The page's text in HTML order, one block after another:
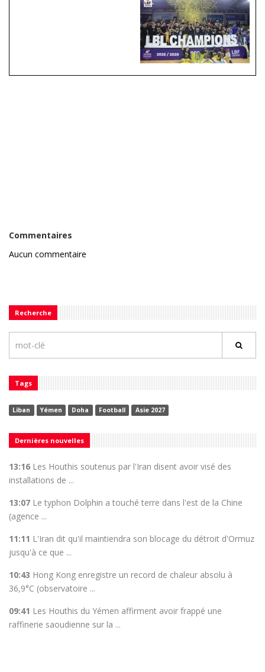
Commentaires
Aucun commentaire
Recherche
Tags
Liban Yémen Doha Football Asie 2027
Dernières nouvelles
13:16 Les Houthis soutenus par l'Iran disent avoir visé des
installations de ...
13:07 Le typhon Dolphin a touché terre dans l'est de la Chine
(agence ...
11:11 L'Iran dit qu'il maintiendra son blocage du détroit d'Ormuz
jusqu'à ce que ...
10:43 Hong Kong enregistre un record de chaleur absolu à
36,9°C (observatoire ...
09:41 Les Houthis du Yémen affirment avoir frappé une
raffinerie saoudienne sur la ...